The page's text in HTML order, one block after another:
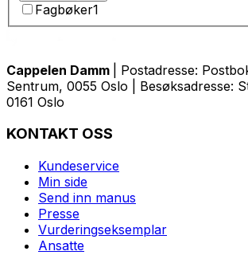
Fagbøker1
Cappelen Damm
| Postadresse:
Sentrum, 0055 Oslo | Besøksadresse:
0161 Oslo
KONTAKT OSS
Kundeservice
Min side
Send inn manus
Presse
Vurderingseksemplar
Ansatte